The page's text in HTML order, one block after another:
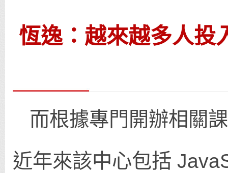
恆逸：越來越多人投
而根據專門開辦相關
近年來該中心包括